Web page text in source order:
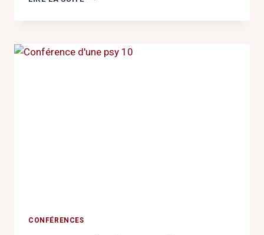
COMMENT
CONFÉRENCES